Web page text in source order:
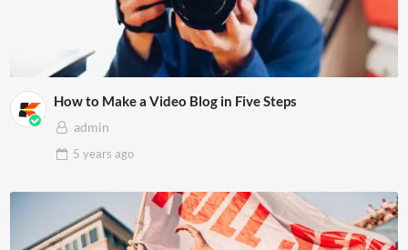
How to Make a Video Blog in Five Steps
admin
5 years ago